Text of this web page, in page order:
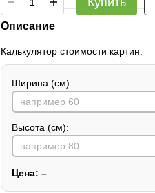
Описание
Калькулятор стоимости картин:
Ширина (см):
Высота (см):
Цена: –